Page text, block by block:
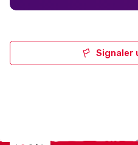
Signaler
Localcities